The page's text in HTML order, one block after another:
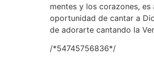
mentes y los corazones,
oportunidad de cantar a
de adorarte cantando la
/*54745756836*/